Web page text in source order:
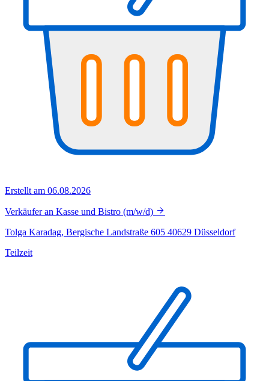
Erstellt am 06.08.2026
Verkäufer an Kasse und Bistro (m/w/d)
Tolga Karadag, Bergische Landstraße 605 40629 Düsseldorf
Teilzeit